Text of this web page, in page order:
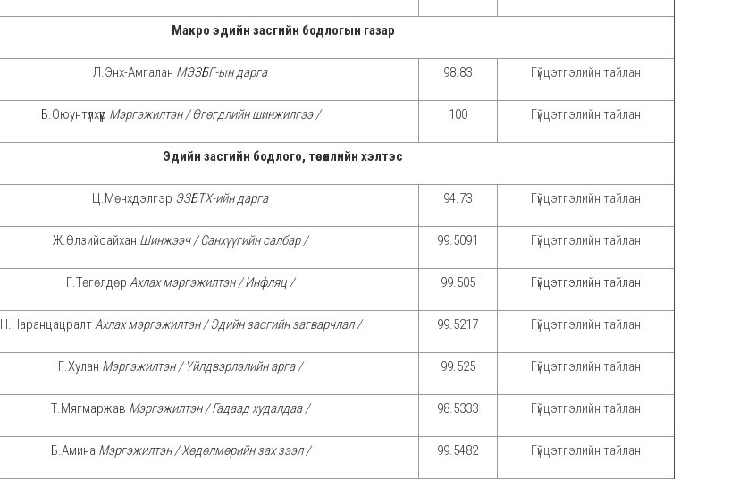
Макро эдийн засгийн бодлогын газар
Л.Энх-Амгалан МЭЗБГ-ын дарга 98.83 Гүйцэтгэлийн тайлан
Б.Оюунтүлхүүр Мэргэжилтэн / Өгөгдлийн шинжилгээ / 100 Гүйцэтгэлийн тайлан
Эдийн засгийн бодлого, төсөөллийн хэлтэс
Ц.Мөнхдэлгэр ЭЗБТХ-ийн дарга 94.73 Гүйцэтгэлийн тайлан
Ж.Өлзийсайхан Шинжээч / Санхүүгийн салбар / 99.5091 Гүйцэтгэлийн тайлан
Г.Төгөлдөр Ахлах мэргэжилтэн / Инфляц / 99.505 Гүйцэтгэлийн тайлан
Н.НаранцацралтАхлах мэргэжилтэн / Эдийн засгийн загварчлал / 99.5217 Гүйцэтгэлийн тайлан
Г.Хулан Мэргэжилтэн / Үйлдвэрлэлийн арга / 99.525 Гүйцэтгэлийн тайлан
Т.Мягмаржав Мэргэжилтэн / Гадаад худалдаа / 98.5333 Гүйцэтгэлийн тайлан
Б.Амина Мэргэжилтэн / Хөдөлмөрийн зах зээл / 99.5482 Гүйцэтгэлийн тайлан